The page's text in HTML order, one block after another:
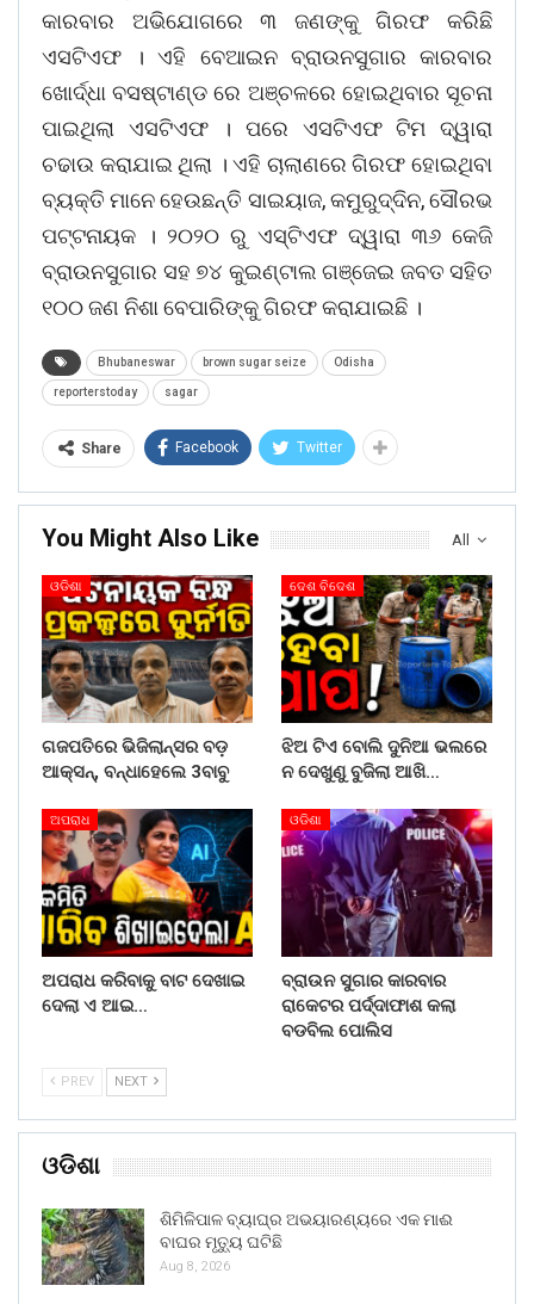
କାରବାର ଅଭିଯୋଗରେ ୩ ଜଣଙ୍କୁ ଗିରଫ କରିଛି
ଏସଟିଏଫ । ଏହି ବେଆଇନ ବ୍ରାଉନସୁଗାର କାରବାର
ଖୋର୍ଦ୍ଧା ବସଷ୍ଟାଣ୍ଡ ରେ ଅଞ୍ଚଳରେ ହୋଇଥିବାର ସୂଚନା
ପାଇଥିଲା ଏସଟିଏଫ । ପରେ ଏସଟିଏଫ ଟିମ ଦ୍ୱାରା
ଚଢାଉ କରାଯାଇ ଥିଲା । ଏହି ଚାଲାଣରେ ଗିରଫ ହୋଇଥିବା
ବ୍ୟକ୍ତି ମାନେ ହେଉଛନ୍ତି ସାଇୟାଜ, କମୁରୁଦ୍ଦିନ, ସୌରଭ
ପଟ୍ଟନାୟକ । ୨୦୨୦ ରୁ ଏସ୍ଟିଏଫ ଦ୍ୱାରା ୩୬ କେଜି
ବ୍ରାଉନସୁଗାର ସହ ୭୪ କୁଇଣ୍ଟାଲ ଗଞ୍ଜେଇ ଜବତ ସହିତ
୧୦୦ ଜଣ ନିଶା ବେପାରିଙ୍କୁ ଗିରଫ କରାଯାଇଛି ।
Bhubaneswar brown sugar seize Odisha
reporterstoday sagar
Share Facebook Twitter
All
You Might Also Like
ଓଡିଶା
ଗଜପତିରେ ଭିଜିଲାନ୍ସର ବଡ଼
ଆକ୍ସନ୍, ବନ୍ଧାହେଲେ 3ବାବୁ
ଦେଶ ବିଦେଶ
ଝିଅ ଟିଏ ବୋଲି ଦୁନିଆ ଭଲରେ
ନ ଦେଖୁଣୁ ବୁଜିଲା ଆଖି…
ଅପରାଧ
ଅପରାଧ କରିବାକୁ ବାଟ ଦେଖାଇ
ଦେଲା ଏ ଆଇ…
ଓଡିଶା
ବ୍ରାଉନ ସୁଗାର କାରବାର
ରାକେଟର ପର୍ଦ୍ଦାଫାଶ କଲା
ବଡବିଲ ପୋଲିସ
PREV NEXT
ଓଡିଶା
ଶିମିଳିପାଳ ବ୍ୟାଘ୍ର ଅଭୟାରଣ୍ୟରେ ଏକ ମାଈ
ବାଘର ମୃତ୍ୟୁ ଘଟିଛି
Aug 8, 2026